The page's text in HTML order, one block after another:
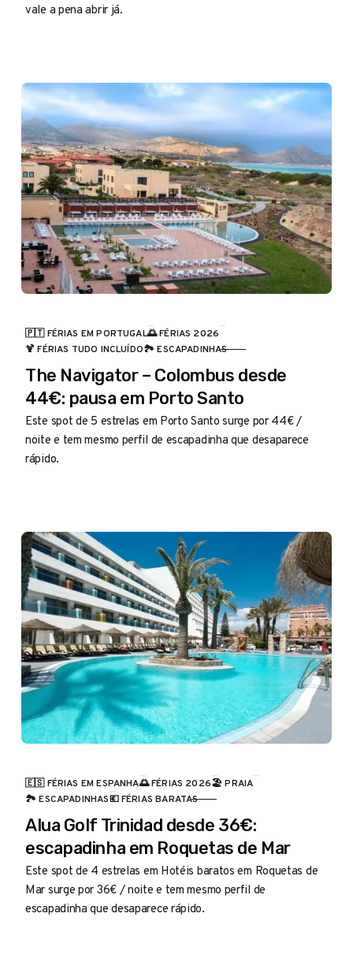
vale a pena abrir já.
CATEGORIA
🇵🇹 FÉRIAS EM PORTUGAL🌅 FÉRIAS 2026
🍹 FÉRIAS TUDO INCLUÍDO🏞️ ESCAPADINHAS
The Navigator – Colombus desde
44€: pausa em Porto Santo
Este spot de 5 estrelas em Porto Santo surge por 44€ /
noite e tem mesmo perfil de escapadinha que desaparece
rápido.
CATEGORIA
🇪🇸 FÉRIAS EM ESPANHA🌅 FÉRIAS 2026🏖️ PRAIA
🏞️ ESCAPADINHAS💶 FÉRIAS BARATAS
Alua Golf Trinidad desde 36€:
escapadinha em Roquetas de Mar
Este spot de 4 estrelas em Hotéis baratos em Roquetas de
Mar surge por 36€ / noite e tem mesmo perfil de
escapadinha que desaparece rápido.